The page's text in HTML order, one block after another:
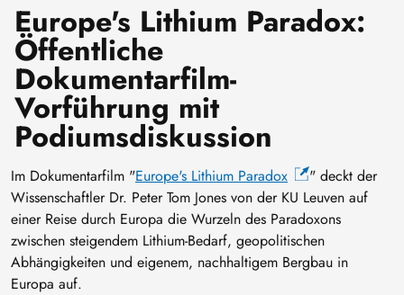
Europe's Lithium Paradox:
Öffentliche
Dokumentarfilm-
Vorführung mit
Podiumsdiskussion
Im Dokumentarfilm "Europe's Lithium Paradox
" deckt der
Wissenschaftler Dr. Peter Tom Jones von der KU Leuven auf
einer Reise durch Europa die Wurzeln des Paradoxons
zwischen steigendem Lithium-Bedarf, geopolitischen
Abhängigkeiten und eigenem, nachhaltigem Bergbau in
Europa auf.